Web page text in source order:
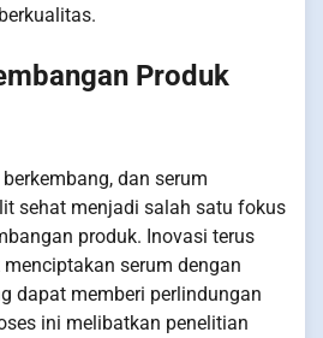
Produk
dan serum
sehat menjadi salah satu fokus
produk. Inovasi terus
serum dengan
dapat memberi perlindungan
ini melibatkan penelitian